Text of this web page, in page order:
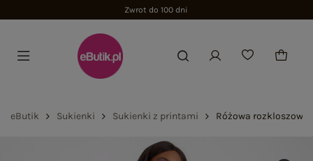
Zwrot do 100 dni
eButik Sukienki Sukienki z printami Różowa